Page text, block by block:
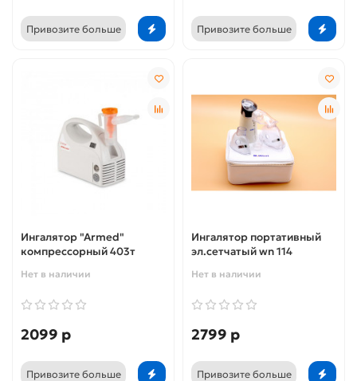
Привозите больше Привозите больше
Ингалятор "Armed"
компрессорный 403т
Нет в наличии
2099 р
Привозите больше
Ингалятор портативный
эл.сетчатый wn 114
Нет в наличии
2799 р
Привозите больше